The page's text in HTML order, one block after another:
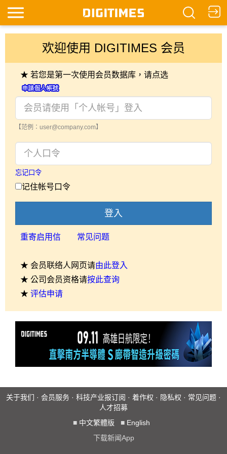
欢迎使用 DIGITIMES 会员
★ 若您是第一次使用会员数据库，请点选
【范例：user@company.com】
忘记口令
记住帐号口令
登入
重寄启用信 常见问题
★ 会员联络人网页请由此登入
★ 公司会员资格请按此查询
★ 评估申请
关于我们 · 会员服务 · 科技产业报订阅 · 着作权 · 隐私权 · 常见问题 ·
人才招募
■ 中文繁體版 ■ English
下载新闻App